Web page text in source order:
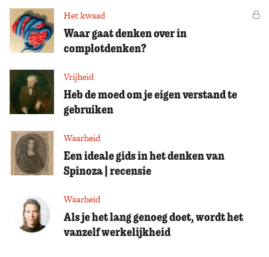
Het kwaad
Waar gaat denken over in
complotdenken?
Vrijheid
Heb de moed om je eigen verstand te
gebruiken
Waarheid
Een ideale gids in het denken van
Spinoza | recensie
Waarheid
Als je het lang genoeg doet, wordt het
vanzelf werkelijkheid